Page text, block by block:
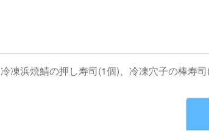
冷凍浜焼鯖の押し寿司(1個)、冷凍穴子の棒寿